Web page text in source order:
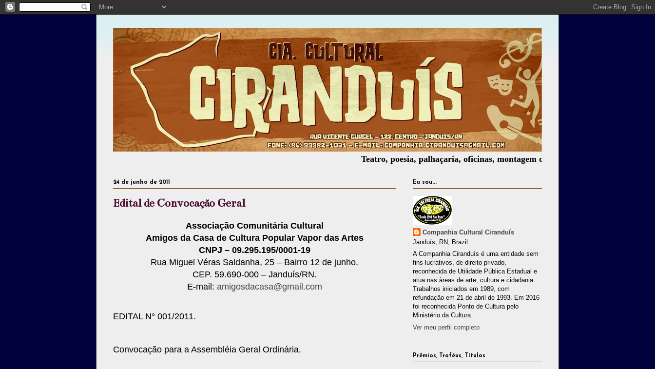
Teatro, poesia, palhaçaria, oficinas, montagem de espetáculos, assessoria cultural,
24 de junho de 2011
Edital de Convocação Geral
Associação Comunitária Cultural
Amigos da Casa de Cultura Popular Vapor das Artes
CNPJ – 09.295.195/0001-19
Rua Miguel Véras Saldanha, 25 – Bairro 12 de junho.
CEP. 59.690-000 – Janduís/RN.
E-mail: amigosdacasa@gmail.com
EDITAL N° 001/2011.
Convocação para a Assembléia Geral Ordinária.
Eu sou...
Companhia Cultural Ciranduís
Janduís, RN, Brazil
A Companhia Ciranduís é uma entidade sem
fins lucrativos, de direito privado,
reconhecida de Utilidade Pública Estadual e
atua nas àreas de arte, cultura e cidadania.
Trabalhos iniciados em 1989, com
refundação em 21 de abril de 1993. Em 2016
foi reconhecida Ponto de Cultura pelo
Ministério da Cultura.
Ver meu perfil completo
Prêmios, Troféus, Títulos